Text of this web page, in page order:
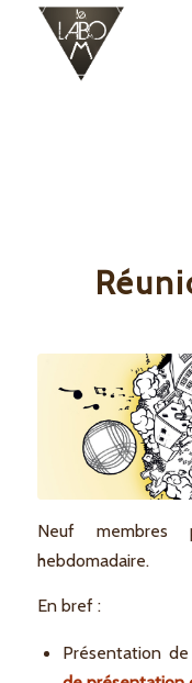
Neuf membres
hebdomadaire.
En bref :
Présentation